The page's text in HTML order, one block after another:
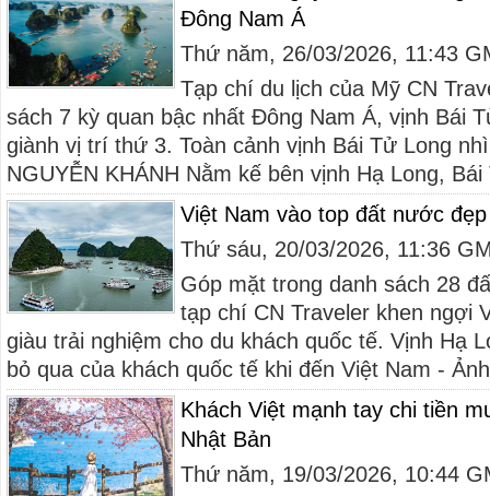
Đông Nam Á
Thứ năm, 26/03/2026, 11:43
Tạp chí du lịch của Mỹ CN
sách 7 kỳ quan bậc nhất Đông Nam Á, vịnh Bái
giành vị trí thứ 3. Toàn cảnh vịnh Bái Tử Long
NGUYỄN KHÁNH Nằm kế bên vịnh Hạ Long,
Việt Nam vào top đất nước
Thứ sáu, 20/03/2026, 11:36
Góp mặt trong danh sách 28
tạp chí CN Traveler khen ngợi
giàu trải nghiệm cho du khách quốc tế. Vịnh Hạ
bỏ qua của khách quốc tế khi đến Việt Nam -
Khách Việt mạnh tay chi tiền
Nhật Bản
Thứ năm, 19/03/2026, 10:44